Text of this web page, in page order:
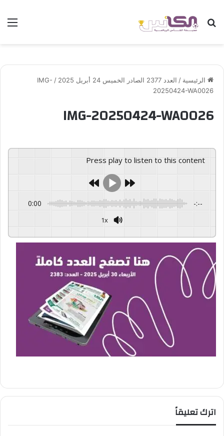
بحث عن
الرئيسية / العدد 2377 الصادر الخميس 24 أبريل 2025 /
IMG-
20250424-WA0026
IMG-20250424-WA0026
Press play to listen to this content
0:00 -:--
1x
اترك تعليقاً